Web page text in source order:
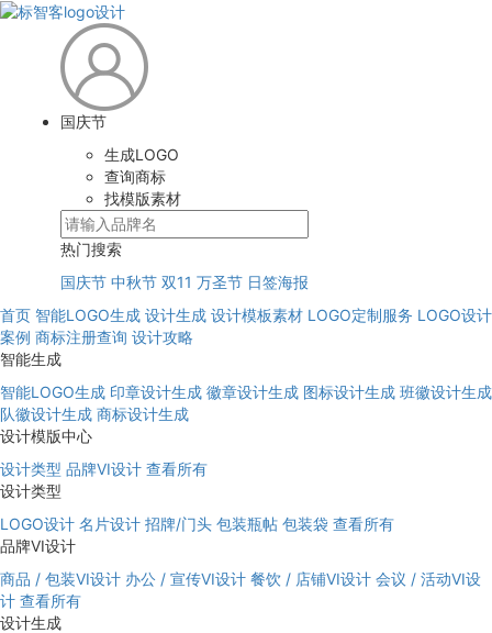
国庆节
生成LOGO
查询商标
找模版素材
热门搜索
国庆节 中秋节 双11 万圣节 日签海报
首页 智能LOGO生成 设计生成 设计模板素材 LOGO定制服务 LOGO设计
案例 商标注册查询 设计攻略
智能生成
智能LOGO生成 印章设计生成 徽章设计生成 图标设计生成 班徽设计生成
队徽设计生成 商标设计生成
设计模版中心
设计类型 品牌VI设计 查看所有
设计类型
LOGO设计 名片设计 招牌/门头 包装瓶帖 包装袋 查看所有
品牌VI设计
商品 / 包装VI设计 办公 / 宣传VI设计 餐饮 / 店铺VI设计 会议 / 活动VI设
计 查看所有
设计生成